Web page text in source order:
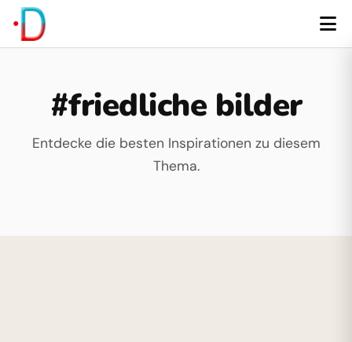
#friedliche bilder
Entdecke die besten Inspirationen zu diesem
Thema.